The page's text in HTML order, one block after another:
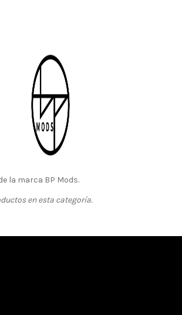
la marca BP Mods.
en esta categoría.